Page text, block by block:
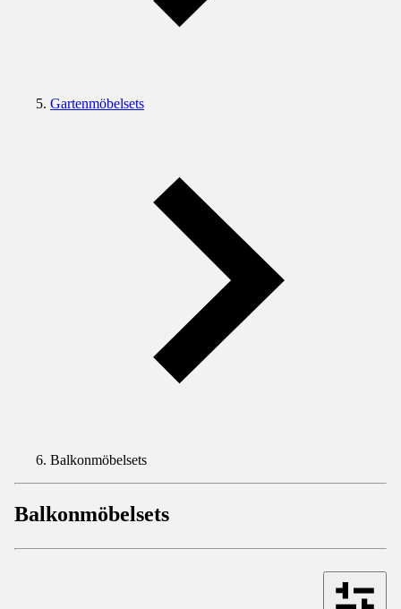
Gartenmöbelsets
Balkonmöbelsets
Balkonmöbelsets